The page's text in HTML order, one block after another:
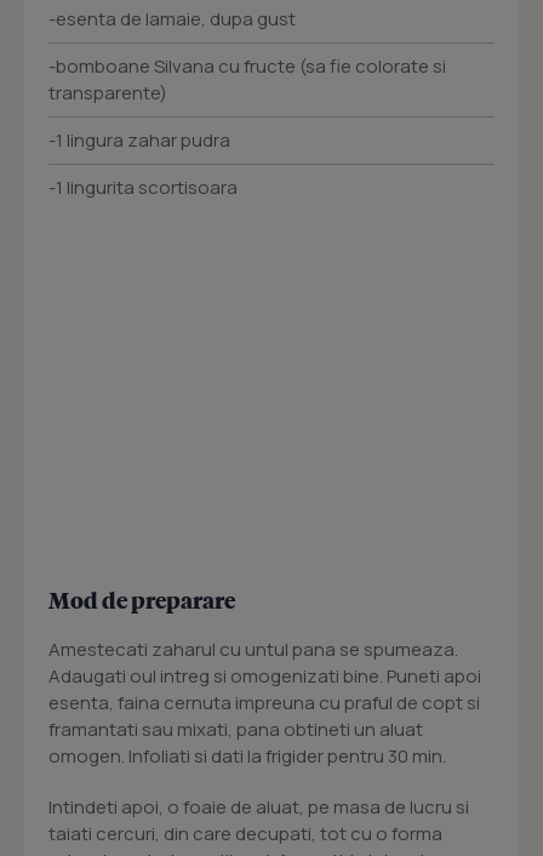
-esenta de lamaie, dupa gust
-bomboane Silvana cu fructe (sa fie colorate si
transparente)
-1 lingura zahar pudra
-1 lingurita scortisoara
Mod de preparare
Amestecati zaharul cu untul pana se spumeaza.
Adaugati oul intreg si omogenizati bine. Puneti apoi
esenta, faina cernuta impreuna cu praful de copt si
framantati sau mixati, pana obtineti un aluat
omogen. Infoliati si dati la frigider pentru 30 min.
Intindeti apoi, o foaie de aluat, pe masa de lucru si
taiati cercuri, din care decupati, tot cu o forma